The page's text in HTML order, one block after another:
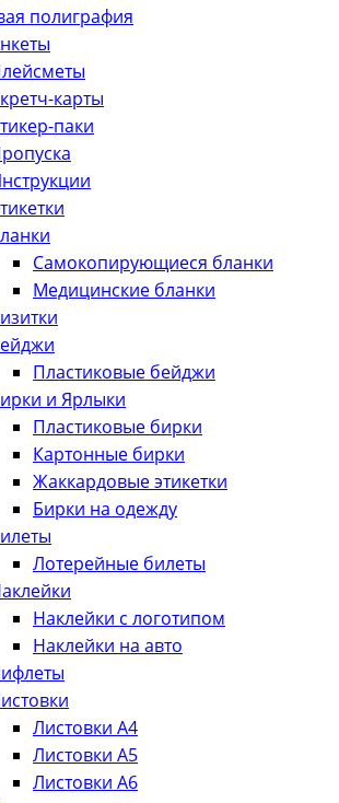
полиграфия
карты
паки
Самокопирующиеся бланки
Медицинские бланки
Пластиковые бейджи
и Ярлыки
Пластиковые бирки
Картонные бирки
Жаккардовые этикетки
Бирки на одежду
Лотерейные билеты
Наклейки с логотипом
Наклейки на авто
Листовки А4
Листовки А5
Листовки А6